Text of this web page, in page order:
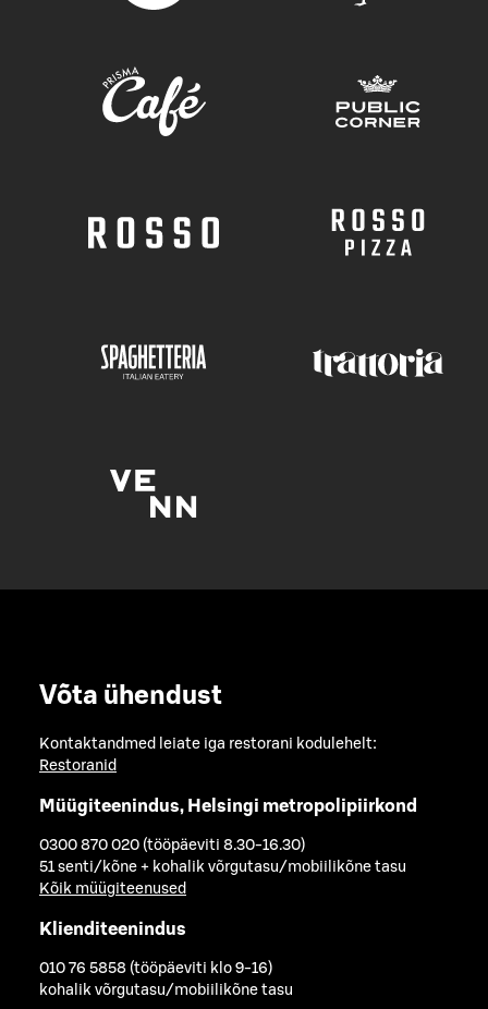
Võta ühendust
Kontaktandmed leiate iga restorani kodulehelt:
Restoranid
Müügiteenindus, Helsingi metropolipiirkond
0300 870 020 (tööpäeviti 8.30-16.30)
51 senti/kõne + kohalik võrgutasu/mobiilikõne tasu
Kõik müügiteenused
Klienditeenindus
010 76 5858 (tööpäeviti klo 9-16)
kohalik võrgutasu/mobiilikõne tasu